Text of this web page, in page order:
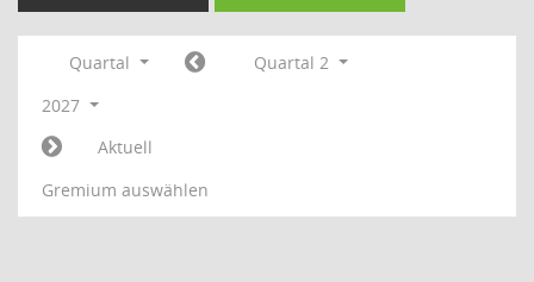
Quartal
Quartal 2
2027
Aktuell
Gremium auswählen